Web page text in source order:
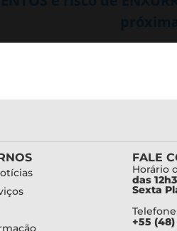
FALE
Horário
das
Sexta
+55